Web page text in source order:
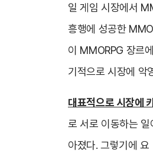
일 게임 시장에서
흥행에 성공한
이 MMORPG 장르
기적으로 시장에 악
대표적으로 시장에
로 서로 이동하는
아졌다. 그렇기에